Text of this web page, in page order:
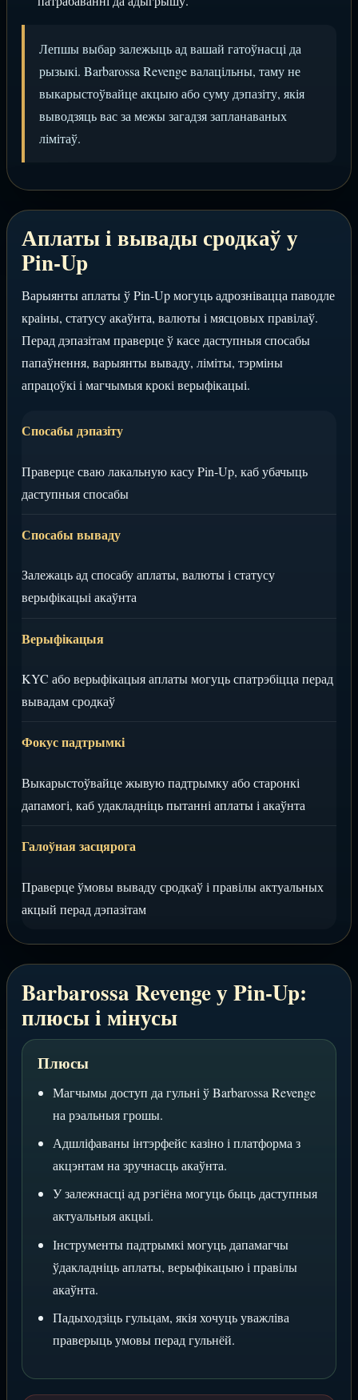
Лепшы выбар залежыць ад вашай гатоўнасці да
рызыкі. Barbarossa Revenge валацільны, таму не
выкарыстоўвайце акцыю або суму дэпазіту, якія
выводзяць вас за межы загадзя запланаваных
лімітаў.
Аплаты і вывады сродкаў у
Pin-Up
Варыянты аплаты ў Pin-Up могуць адрознівацца паводле
краіны, статусу акаўнта, валюты і мясцовых правілаў.
Перад дэпазітам праверце ў касе даступныя спосабы
папаўнення, варыянты вываду, ліміты, тэрміны
апрацоўкі і магчымыя крокі верыфікацыі.
Спосабы дэпазіту
Праверце сваю лакальную касу Pin-Up, каб убачыць
даступныя спосабы
Спосабы вываду
Залежаць ад спосабу аплаты, валюты і статусу
верыфікацыі акаўнта
Верыфікацыя
KYC або верыфікацыя аплаты могуць спатрэбіцца перад
вывадам сродкаў
Фокус падтрымкі
Выкарыстоўвайце жывую падтрымку або старонкі
дапамогі, каб удакладніць пытанні аплаты і акаўнта
Галоўная засцярога
Праверце ўмовы вываду сродкаў і правілы актуальных
акцый перад дэпазітам
Barbarossa Revenge у Pin-Up:
плюсы і мінусы
Плюсы
Магчымы доступ да гульні ў Barbarossa Revenge
на рэальныя грошы.
Адшліфаваны інтэрфейс казіно і платформа з
акцэнтам на зручнасць акаўнта.
У залежнасці ад рэгіёна могуць быць даступныя
актуальныя акцыі.
Інструменты падтрымкі могуць дапамагчы
ўдакладніць аплаты, верыфікацыю і правілы
акаўнта.
Падыходзіць гульцам, якія хочуць уважліва
праверыць умовы перад гульнёй.